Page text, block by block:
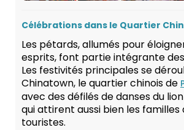
Célébrations dans le Quartier
Les pétards, allumés pour
esprits, font partie intégrante
Les festivités principales se
Chinatown, le quartier chinois de
avec des défilés de danses du
qui attirent aussi bien les familles
touristes.